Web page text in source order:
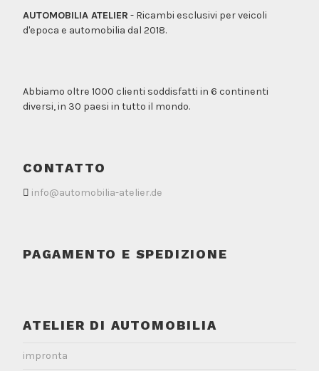
AUTOMOBILIA ATELIER - Ricambi esclusivi per veicoli
d'epoca e automobilia dal 2018.
Abbiamo oltre 1000 clienti soddisfatti in 6 continenti
diversi, in 30 paesi in tutto il mondo.
CONTATTO
info@automobilia-atelier.de
PAGAMENTO E SPEDIZIONE
ATELIER DI AUTOMOBILIA
impronta